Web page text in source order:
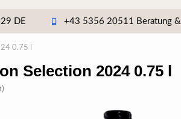
DE +43 5356 20511 Beratung
0.75 l
Selection 2024 0.75 l